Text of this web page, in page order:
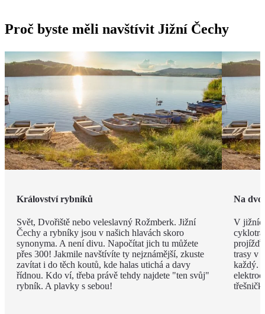
Proč byste měli navštívit Jižní Čechy
Království rybníků
Svět, Dvořiště nebo veleslavný Rožmberk. Jižní
Čechy a rybníky jsou v našich hlavách skoro
synonyma. A není divu. Napočítat jich tu můžete
přes 300! Jakmile navštívíte ty nejznámější, zkuste
zavítat i do těch koutů, kde halas utichá a davy
řídnou. Kdo ví, třeba právě tehdy najdete "ten svůj"
rybník. A plavky s sebou!
Na
V
trasy v
každý.